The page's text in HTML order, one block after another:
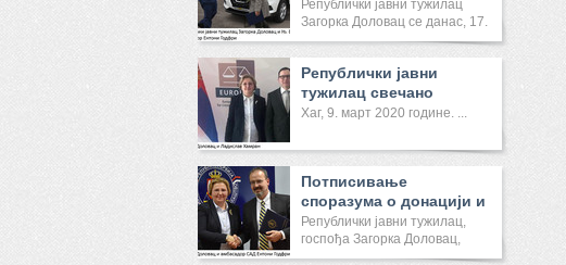
Републички јавни тужилац
Загорка Доловац се данас, 17.
...
Републички јавни
тужилац свечано
отворила Канце...
Хаг, 9. март 2020 године. ...
Потписивање
споразума о донацији и
састанак са ...
Републички јавни тужилац,
госпођа Загорка Доловац,
саст...